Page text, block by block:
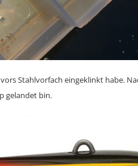
Stahlvorfach eingeklinkt habe.
gelandet bin.